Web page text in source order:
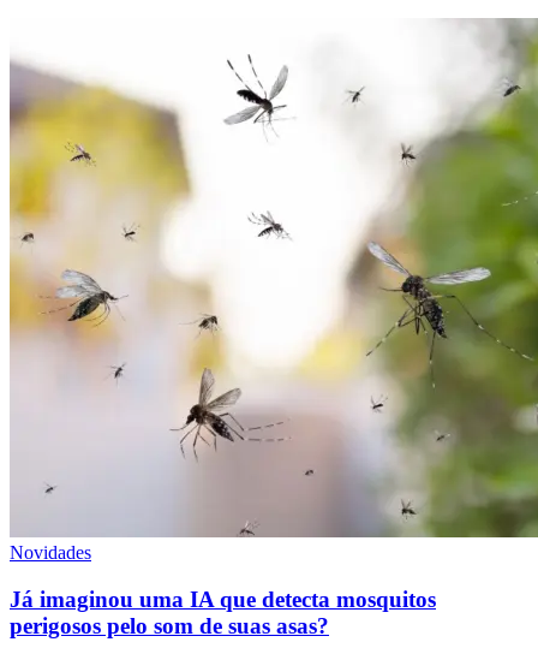
Novidades
Já imaginou uma IA que detecta mosquitos
perigosos pelo som de suas asas?